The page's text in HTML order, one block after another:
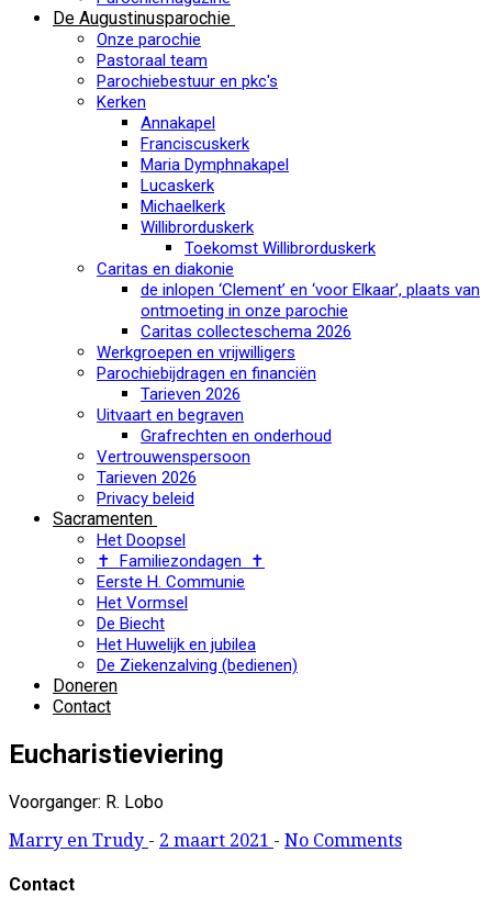
De Augustinusparochie
Onze parochie
Pastoraal team
Parochiebestuur en pkc's
Kerken
Annakapel
Franciscuskerk
Maria Dymphnakapel
Lucaskerk
Michaelkerk
Willibrorduskerk
Toekomst Willibrorduskerk
Caritas en diakonie
de inlopen ‘Clement’ en ‘voor Elkaar’, plaats van
ontmoeting in onze parochie
Caritas collecteschema 2026
Werkgroepen en vrijwilligers
Parochiebijdragen en financiën
Tarieven 2026
Uitvaart en begraven
Grafrechten en onderhoud
Vertrouwenspersoon
Tarieven 2026
Privacy beleid
Sacramenten
Het Doopsel
✝ Familiezondagen ✝
Eerste H. Communie
Het Vormsel
De Biecht
Het Huwelijk en jubilea
De Ziekenzalving (bedienen)
Doneren
Contact
Eucharistieviering
Voorganger: R. Lobo
Marry en Trudy - 2 maart 2021 - No Comments
Contact